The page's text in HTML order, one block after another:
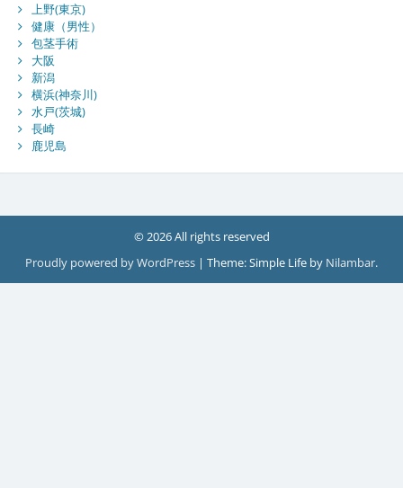
上野(東京)
健康（男性）
包茎手術
大阪
新潟
横浜(神奈川)
水戸(茨城)
長崎
鹿児島
© 2026 All rights reserved
Proudly powered by WordPress | Theme: Simple Life by Nilambar.